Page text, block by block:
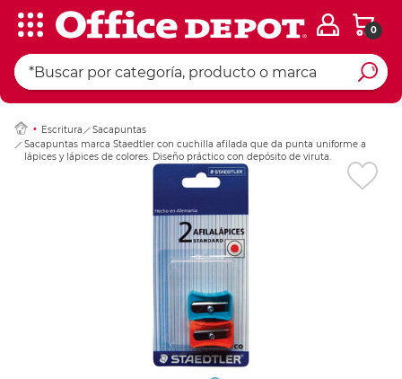
0
Escritura
Sacapuntas
Sacapuntas marca Staedtler con cuchilla afilada que da punta uniforme a
lápices y lápices de colores. Diseño práctico con depósito de viruta.
Ingresar Codigo